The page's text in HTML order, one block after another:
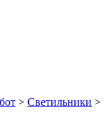
> Светильники >